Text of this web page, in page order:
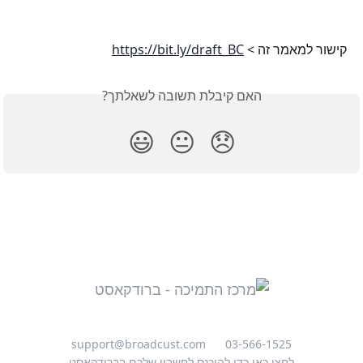
קישור למאמר זה > https://bit.ly/draft_BC
האם קיבלת תשובה לשאלתך?
😞
😐
😃
03-566-1525
support@broadcust.com